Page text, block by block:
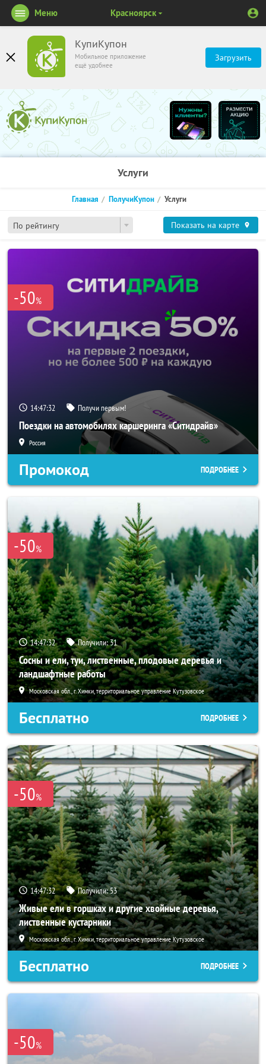
КупиКупон
Мобильное приложение
ещё удобнее
Загрузить
Меню Красноярск
Услуги
По рейтингу
Главная ПолучиКупон Услуги
Показать на карте
-50%
14:47:32 Получи первым!
Поездки на автомобилях каршеринга «Ситидрайв»
Россия
Промокод ПОДРОБНЕЕ
-50%
14:47:32 Получили:31
Сосны и ели, туи, лиственные, плодовые деревья и
ландшафтные работы
Московская обл., г. Химки, территориальное управление Кутузовское
Бесплатно ПОДРОБНЕЕ
-50%
14:47:32 Получили:53
Живые ели в горшках и другие хвойные деревья,
лиственные кустарники
Московская обл., г. Химки, территориальное управление Кутузовское
Бесплатно ПОДРОБНЕЕ
-50%